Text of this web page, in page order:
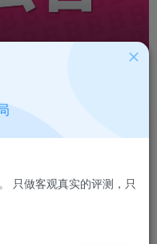
只做客观真实的评测，只